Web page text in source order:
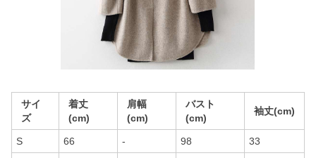
サイ
ズ
着丈
(cm)
肩幅
(cm)
バスト
(cm)
袖丈(cm)
S 66 - 98 33